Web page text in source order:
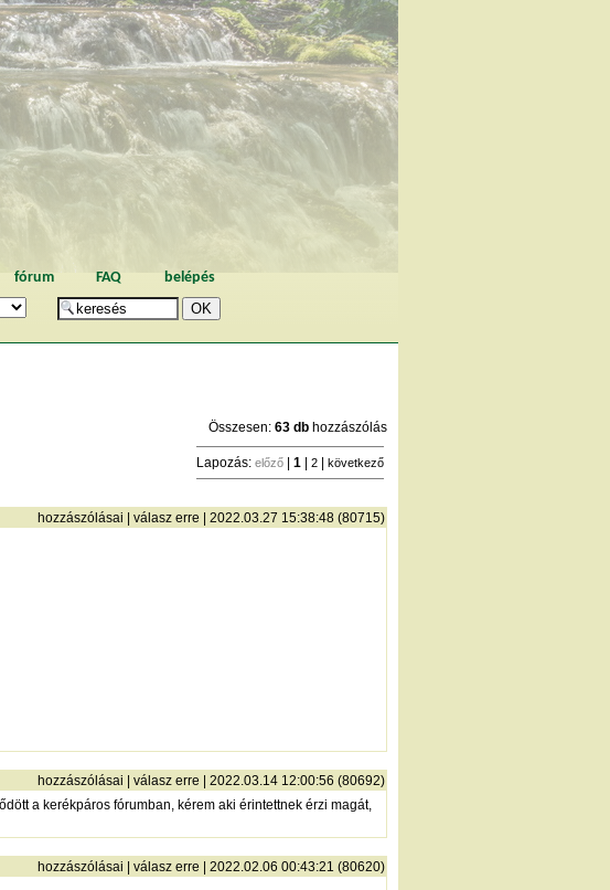
fórum FAQ belépés
Összesen: 63 db hozzászólás
Lapozás: előző 1 2 következő
hozzászólásai válasz erre | 2022.03.27 15:38:48 (80715)
hozzászólásai válasz erre | 2022.03.14 12:00:56 (80692)
a kerékpáros fórumban, kérem aki érintettnek érzi magát,
hozzászólásai válasz erre | 2022.02.06 00:43:21 (80620)